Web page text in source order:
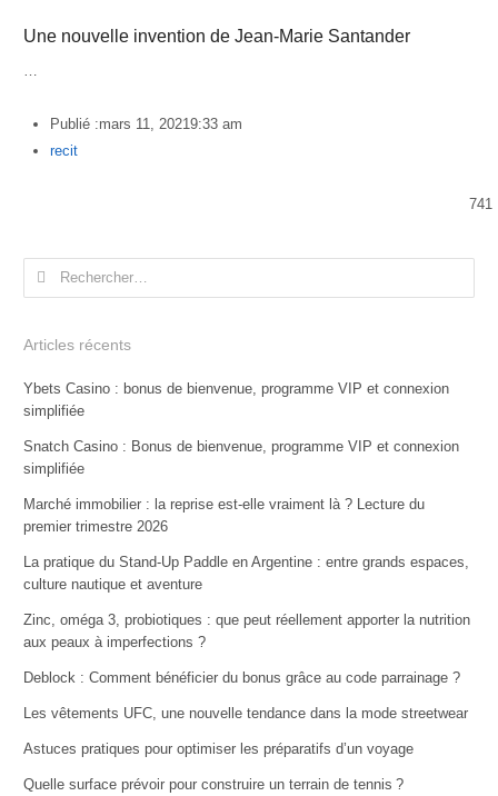
Une nouvelle invention de Jean-Marie Santander
Publié :mars 11, 20219:33 am
Author
recit
741
Rechercher :
Articles récents
Ybets Casino : bonus de bienvenue, programme VIP et connexion
simplifiée
Snatch Casino : Bonus de bienvenue, programme VIP et connexion
simplifiée
Marché immobilier : la reprise est-elle vraiment là ? Lecture du
premier trimestre 2026
La pratique du Stand-Up Paddle en Argentine : entre grands espaces,
culture nautique et aventure
Zinc, oméga 3, probiotiques : que peut réellement apporter la nutrition
aux peaux à imperfections ?
Deblock : Comment bénéficier du bonus grâce au code parrainage ?
Les vêtements UFC, une nouvelle tendance dans la mode streetwear
Astuces pratiques pour optimiser les préparatifs d’un voyage
Quelle surface prévoir pour construire un terrain de tennis ?